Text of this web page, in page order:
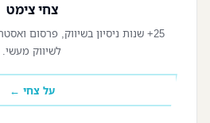
צחי צימט
25+ שנות ניסיון בשיווק, פרסום
לשיווק מעשי.
על צחי ←